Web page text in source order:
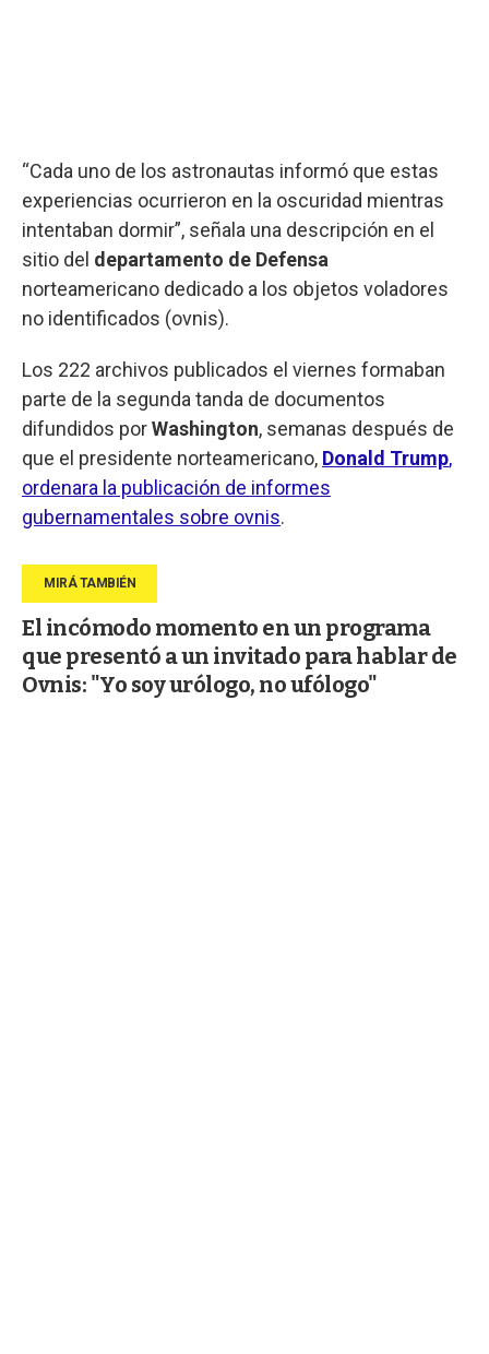
“Cada uno de los astronautas informó que estas
experiencias ocurrieron en la oscuridad mientras
intentaban dormir”, señala una descripción en el
sitio del departamento de Defensa
norteamericano dedicado a los objetos voladores
no identificados (ovnis).
Los 222 archivos publicados el viernes formaban
parte de la segunda tanda de documentos
difundidos porWashington, semanas después de
que el presidente norteamericano, Donald Trump,
ordenara la publicación de informes
gubernamentales sobre ovnis.
El incómodo momento en un programa
que presentó a un invitado para hablar de
Ovnis: "Yo soy urólogo, no ufólogo"